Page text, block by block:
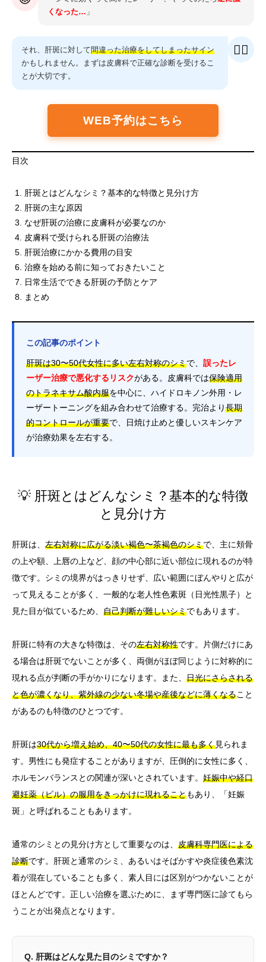
くなった… 」
👩‍⚕️
それ、肝斑に対して間違った治療をしてしまったサイン
かもしれません。まずは皮膚科で正確な診断を受けるこ
とが大切です。
WEB予約はこちら
目次
肝斑とはどんなシミ？基本的な特徴と見分け方
肝斑の主な原因
なぜ肝斑の治療に皮膚科が必要なのか
皮膚科で受けられる肝斑の治療法
肝斑治療にかかる費用の目安
治療を始める前に知っておきたいこと
日常生活でできる肝斑の予防とケア
まとめ
この記事のポイント
肝斑は30〜50代女性に多い左右対称のシミで、 誤ったレ
ーザー治療で悪化するリスクがある。皮膚科では保険適用
のトラネキサム酸内服を中心に、ハイドロキノン外用・レ
ーザートーニングを組み合わせて治療する。完治より長期
的コントロールが重要で、日焼け止めと優しいスキンケア
が治療効果を左右する。
💡 肝斑とはどんなシミ？基本的な特徴
と見分け方
肝斑は、 左右対称に広がる淡い褐色〜茶褐色のシミで、主に頬骨
の上や額、上唇の上など、顔の中心部に近い部位に現れるのが特
徴です。シミの境界がはっきりせず、広い範囲にぼんやりと広が
って見えることが多く、一般的な老人性色素斑（日光性黒子）と
見た目が似ているため、 自己判断が難しいシミでもあります。
肝斑に特有の大きな特徴は、その左右対称性です。片側だけにあ
る場合は肝斑でないことが多く、両側がほぼ同じように対称的に
現れる点が判断の手がかりになります。また、 日光にさらされる
と色が濃くなり、紫外線の少ない冬場や産後などに薄くなること
があるのも特徴のひとつです。
肝斑は30代から増え始め、40〜50代の女性に最も多く見られま
す。男性にも発症することがありますが、圧倒的に女性に多く、
ホルモンバランスとの関連が深いとされています。 妊娠中や経口
避妊薬（ピル）の服用をきっかけに現れることもあり、「妊娠
斑」と呼ばれることもあります。
通常のシミとの見分け方として重要なのは、 皮膚科専門医による
診断です。肝斑と通常のシミ、あるいはそばかすや炎症後色素沈
着が混在していることも多く、素人目には区別がつかないことが
ほとんどです。正しい治療を選ぶために、まず専門医に診てもら
うことが出発点となります。
Q. 肝斑はどんな見た目のシミですか？